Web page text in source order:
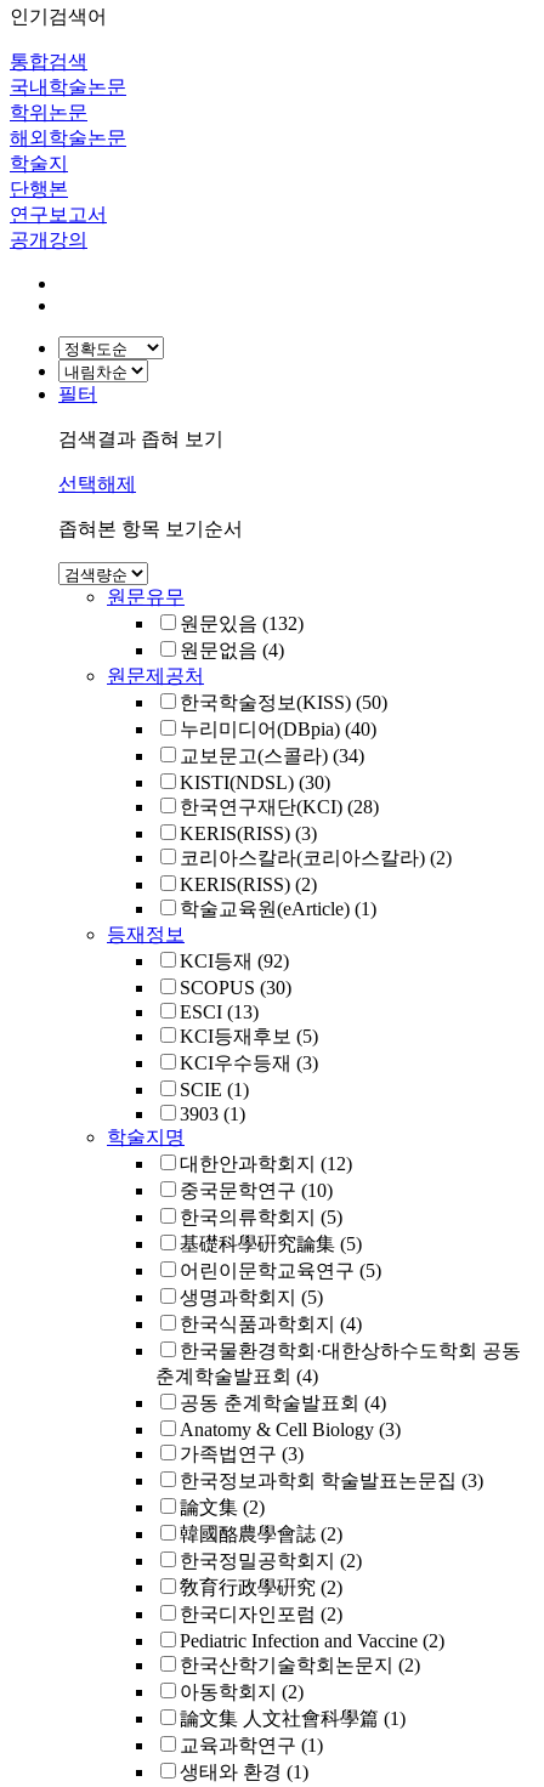
인기검색어
통합검색
국내학술논문
학위논문
해외학술논문
학술지
단행본
연구보고서
공개강의
필터
검색결과 좁혀 보기
선택해제
좁혀본 항목 보기순서
원문유무
원문있음 (132)
원문없음 (4)
원문제공처
한국학술정보(KISS) (50)
누리미디어(DBpia) (40)
교보문고(스콜라) (34)
KISTI(NDSL) (30)
한국연구재단(KCI) (28)
KERIS(RISS) (3)
코리아스칼라(코리아스칼라) (2)
KERIS(RISS) (2)
학술교육원(eArticle) (1)
등재정보
KCI등재 (92)
SCOPUS (30)
ESCI (13)
KCI등재후보 (5)
KCI우수등재 (3)
SCIE (1)
3903 (1)
학술지명
대한안과학회지 (12)
중국문학연구 (10)
한국의류학회지 (5)
基礎科學硏究論集 (5)
어린이문학교육연구 (5)
생명과학회지 (5)
한국식품과학회지 (4)
한국물환경학회·대한상하수도학회 공동
춘계학술발표회 (4)
공동 춘계학술발표회 (4)
Anatomy & Cell Biology (3)
가족법연구 (3)
한국정보과학회 학술발표논문집 (3)
論文集 (2)
韓國酪農學會誌 (2)
한국정밀공학회지 (2)
敎育行政學硏究 (2)
한국디자인포럼 (2)
Pediatric Infection and Vaccine (2)
한국산학기술학회논문지 (2)
아동학회지 (2)
論文集 人文社會科學篇 (1)
교육과학연구 (1)
생태와 환경 (1)